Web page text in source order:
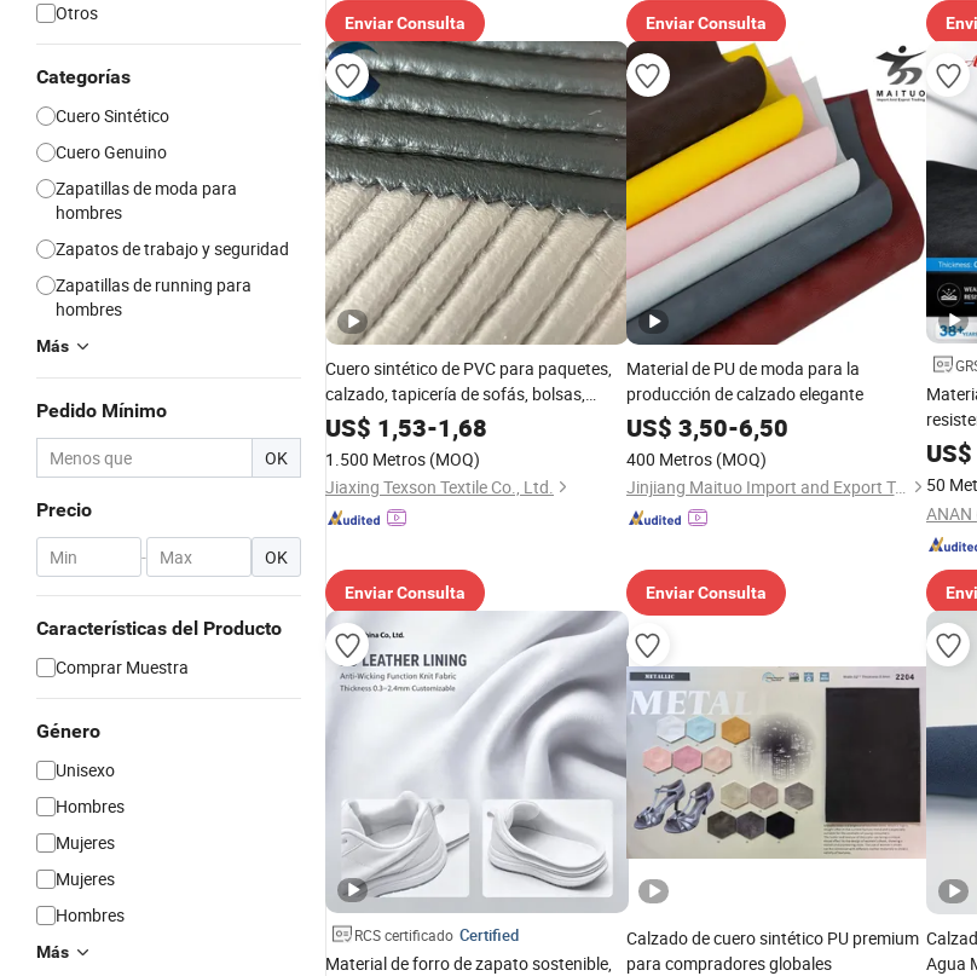
Otros
Categorías
Cuero Sintético
Cuero Genuino
Zapatillas de moda para
hombres
Zapatos de trabajo y seguridad
Zapatillas de running para
hombres
Más
Pedido Mínimo
OK
Precio
- OK
Características del Producto
Comprar Muestra
Género
Unisexo
Hombres
Mujeres
Mujeres
Hombres
Más
Enviar Consulta Enviar Consulta
Cuero sintético de PVC para paquetes,
calzado, tapicería de sofás, bolsas,
zapatos, cinturones, forro, parte
superior, material de microfibra, cuero
sintético
US$ 1,53-1,68
1.500 Metros (MOQ)
Jiaxing Texson Textile Co., Ltd.
Enviar Consulta
Material de PU de moda para la
producción de calzado elegante
US$ 3,50-6,50
400 Metros (MOQ)
Jinjiang Maituo Import and Export Trading Co., Ltd.
Enviar Consulta
US$
50
ANAN
RCS certificado Certified
Material de forro de zapato sostenible,
Calzado de cuero sintético PU premium
para compradores globales
Agua